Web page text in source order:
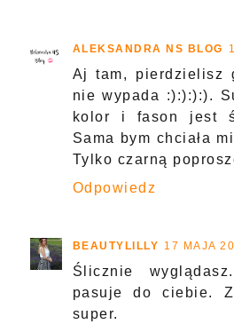
ALEKSANDRA NS BLOG
Aj tam, pierdzielisz
nie wypada :):):):).
kolor i fason jest
Sama bym chciała
Tylko czarną
Odpowiedz
BEAUTYLILLY 17 MAJA
Ślicznie
pasuje do ciebie.
super.